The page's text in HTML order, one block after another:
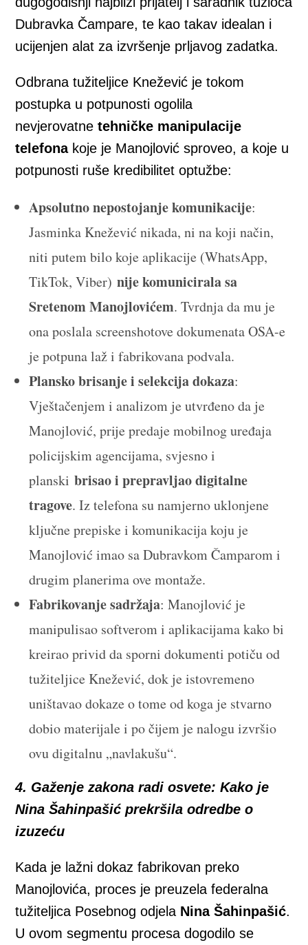
Dubravka Čampare, te kao takav idealan i
ucijenjen alat za izvršenje prljavog zadatka.
Odbrana tužiteljice Knežević je tokom
postupka u potpunosti ogolila
nevjerovatnetehničke manipulacije
telefonakoje je Manojlović sproveo, a koje u
potpunosti ruše kredibilitet optužbe:
Apsolutno nepostojanje komunikacije:
Jasminka Knežević nikada, ni na koji način,
niti putem bilo koje aplikacije (WhatsApp,
TikTok, Viber)nije komunicirala sa
Sretenom Manojlovićem. Tvrdnja da mu je
ona poslala screenshotove dokumenata OSA-e
je potpuna laž i fabrikovana podvala.
Plansko brisanje i selekcija dokaza:
Vještačenjem i analizom je utvrđeno da je
Manojlović, prije predaje mobilnog uređaja
policijskim agencijama, svjesno i
planskibrisao i prepravljao digitalne
tragove. Iz telefona su namjerno uklonjene
ključne prepiske i komunikacija koju je
Manojlović imao sa Dubravkom Čamparom i
drugim planerima ove montaže.
Fabrikovanje sadržaja: Manojlović je
manipulisao softverom i aplikacijama kako bi
kreirao privid da sporni dokumenti potiču od
tužiteljice Knežević, dok je istovremeno
uništavao dokaze o tome od koga je stvarno
dobio materijale i po čijem je nalogu izvršio
ovu digitalnu „navlakušu“.
4. Gaženje zakona radi osvete: Kako je
Nina Šahinpašić prekršila odredbe o
izuzeću
Kada je lažni dokaz fabrikovan preko
Manojlovića, proces je preuzela federalna
tužiteljica Posebnog odjela Nina Šahinpašić.
U ovom segmentu procesa dogodilo se